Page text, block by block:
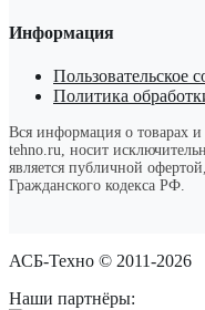
Информация
Пользовательское
Политика
Вся информация о товарах и
tehno.ru, носит
является публичной
Гражданского кодекса РФ.
АСБ-Техно © 2011-2026
Наши партнёры: